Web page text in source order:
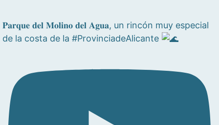
𝐏𝐚𝐫𝐪𝐮𝐞 𝐝𝐞𝐥 𝐌𝐨𝐥𝐢𝐧𝐨 𝐝𝐞𝐥 𝐀𝐠𝐮𝐚, un rincón muy especial
de la costa de la #ProvinciadeAlicante